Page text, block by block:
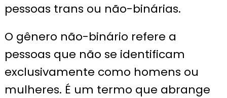
pessoas trans ou não-binárias.
O gênero não-binário refere a
pessoas que não se identificam
exclusivamente como homens ou
mulheres. É um termo que abrange